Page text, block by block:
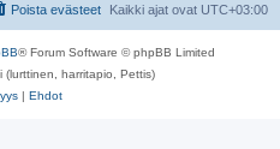
Kaikki ajat ovat UTC+03:00
Poista evästeet
® Forum Software © phpBB Limited
harritapio, Pettis)
| Ehdot